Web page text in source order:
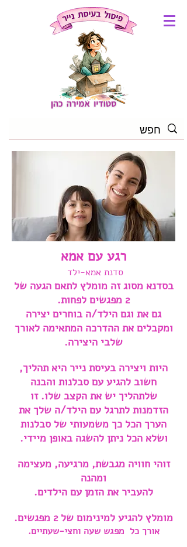
רגע עם אמא
סדנת אמא-ילד
בסדנא מסוג זה מומלץ לתאם הגעה של
2 מפגשים לפחות.
גם את וגם הילד/ה בוחרים יצירה
ומקבלים את ההדרכה המתאימה לאורך
שלבי היצירה.
היות ויצירה בעיסת נייר היא תהליך,
חשוב להגיע עם סבלנות והבנה
שלתהליך יש את הקצב שלו. זו
הזדמנות לתרגל עם הילד/ה שלך את
הערך הכל כך משמעותי של סבלנות
ושלא הכל ניתן להשגה באופן מיידי.
זוהי חוויה מגבשת, מרגיעה, מעצימה
ומהנה
להעביר את הזמן עם הילדים.
מומלץ להגיע למינימום של 2 מפגשים.
אורך כל מפגש שעה וחצי-שעתיים.